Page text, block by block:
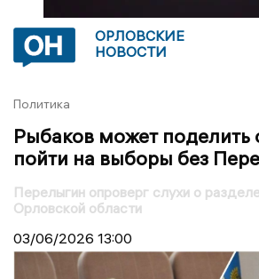
ОРЛОВСКИЕ
НОВОСТИ
Политика
Рыбаков может поделить
пойти на выборы без
Перелыгин опроверг слухи о
Орловской области
03/06/2026 13:00